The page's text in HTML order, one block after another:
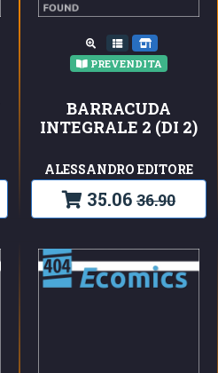
PREVENDITA
BARRACUDA
INTEGRALE 2 (DI 2)
ALESSANDRO EDITORE
35.06 36.90